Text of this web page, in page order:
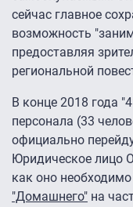
сейчас главное
возможность
предоставляя
региональной
В конце 2018 года
персонала (33
официально
Юридическое лицо
как оно
"Домашнего" на